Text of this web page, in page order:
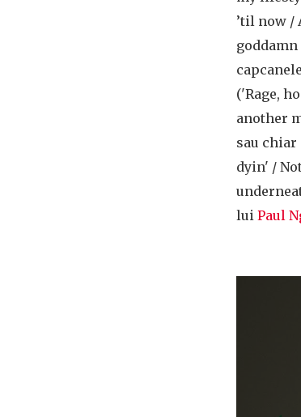
’til now /
goddamn
('Rage,
another
sau chiar
dyin' /
lui Paul